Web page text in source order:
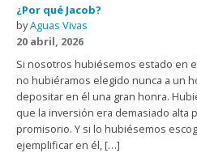
¿Por qué Jacob?
byAguas Vivas
20 abril, 2026
Si nosotros hubiésemos estado en
no hubiéramos elegido nunca a un
depositar en él una gran honra.
que la inversión era demasiado alta
promisorio. Y si lo hubiésemos
ejemplificar en él, […]